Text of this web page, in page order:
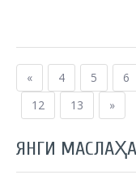
« 4 5 6
12
13 »
ЯНГИ